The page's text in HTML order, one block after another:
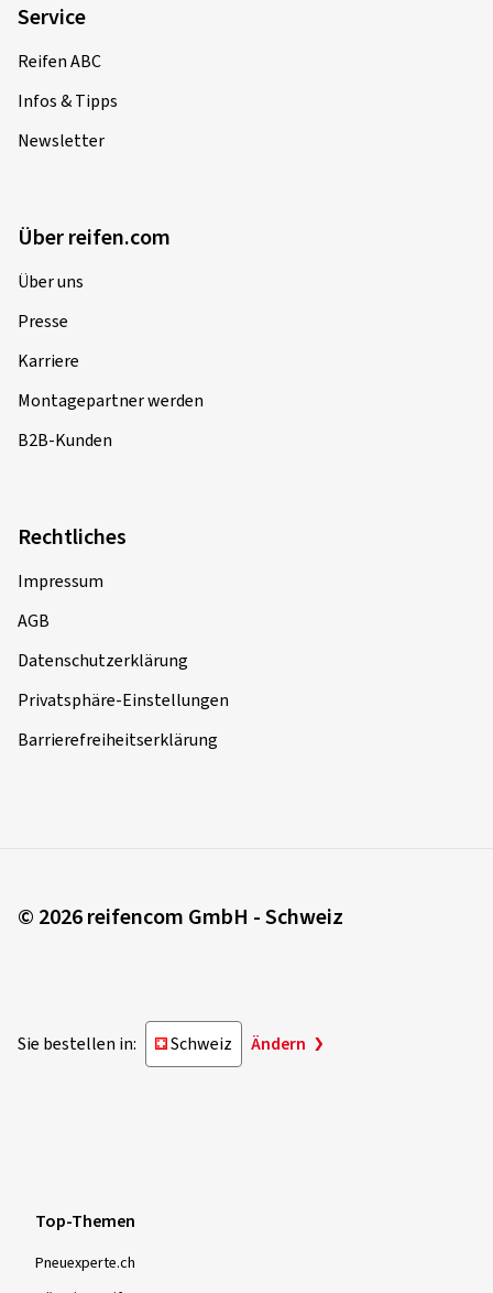
Service
Reifen ABC
Infos & Tipps
Newsletter
Über reifen.com
Über uns
Presse
Karriere
Montagepartner werden
B2B-Kunden
Rechtliches
Impressum
AGB
Datenschutzerklärung
Privatsphäre-Einstellungen
Barrierefreiheitserklärung
© 2026 reifencom GmbH - Schweiz
Sie bestellen in: Schweiz Ändern
Top-Themen
Pneuexperte.ch